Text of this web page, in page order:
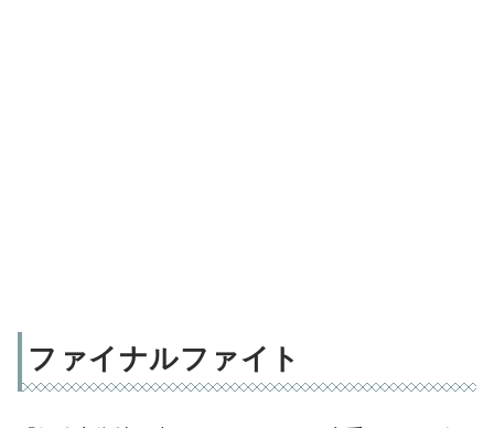
ファイナルファイト